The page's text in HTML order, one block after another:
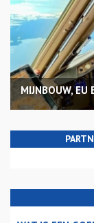
MIJNBOUW, EU